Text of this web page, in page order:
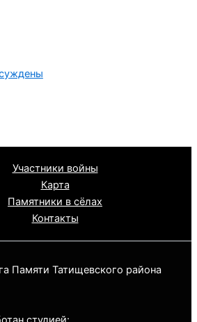
Участники войны
Карта
Памятники в сёлах
Контакты
Памяти Татищевского района